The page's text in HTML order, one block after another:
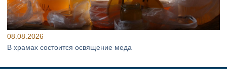
08.08.2026
В храмах состоится освящение меда